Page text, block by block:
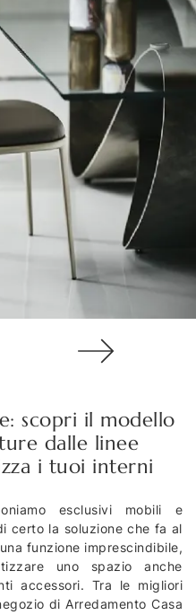
scopri il modello
dalle linee
i tuoi interni
esclusivi mobili e
certo la soluzione che fa al
funzione imprescindibile,
uno spazio anche
accessori. Tra le migliori
di Arredamento Casa